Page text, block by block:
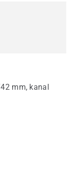
mm, kanal